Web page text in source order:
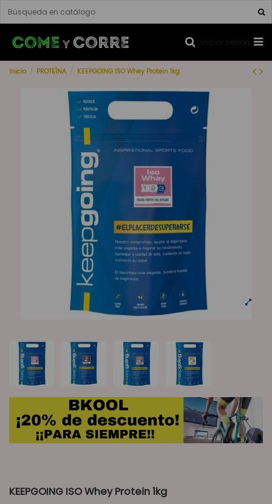
Iniciar sesión
Inicio PROTEÍNA KEEPGOING ISO Whey Protein 1kg
KEEPGOING ISO Whey Protein 1kg